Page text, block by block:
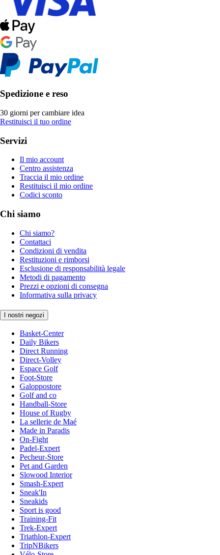
Spedizione e reso
30 giorni per cambiare idea
Restituisci il tuo ordine
Servizi
Il mio account
Centro assistenza
Traccia il mio ordine
Restituisci il mio ordine
Codici sconto
Chi siamo
Chi siamo?
Contattaci
Condizioni di vendita
Restituzioni e rimborsi
Esclusione di responsabilità legale
Metodi di pagamento
Prezzi e opzioni di consegna
Informativa sulla privacy
I nostri negozi
Basket-Center
Daily Bikers
Direct Running
Direct-Volley
Espace Golf
Foot-Store
Galoppostore
Golf and co
Handball-Store
House of Rugby
La sellerie de Maé
Made in Paradis
On-Fight
Padel-Expert
Pecheur-Store
Pet and Garden
Slowood Interior
Smash-Expert
Sneak'In
Sneakids
Sport is good
Training-Fit
Trek-Expert
Triathlon-Expert
TripNBikers